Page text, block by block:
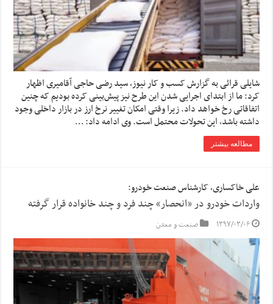
شایلی قرائی به گزارش کسب و کار نیوز، سید رضی حاجی آقامیری اظهار
کرد: ما از ابتدای اجرایی شدن این طرح نیز پیش‌بینی کرده بودیم که چنین
اتفاقاتی رخ خواهد داد. زیرا وقتی امکان تغییر نرخ ارز در بازار داخلی وجود
داشته باشد، این تحولات محتمل است. وی ادامه داد: …
مطالعه بیشتر
علی خاکساری، کارشناس صنعت خودرو:
واردات خودرو در «انحصار» چند فرد و چند خانواده قرار گرفته
۱۳۹۷/۰۳/۰۶ صنعت و معدن